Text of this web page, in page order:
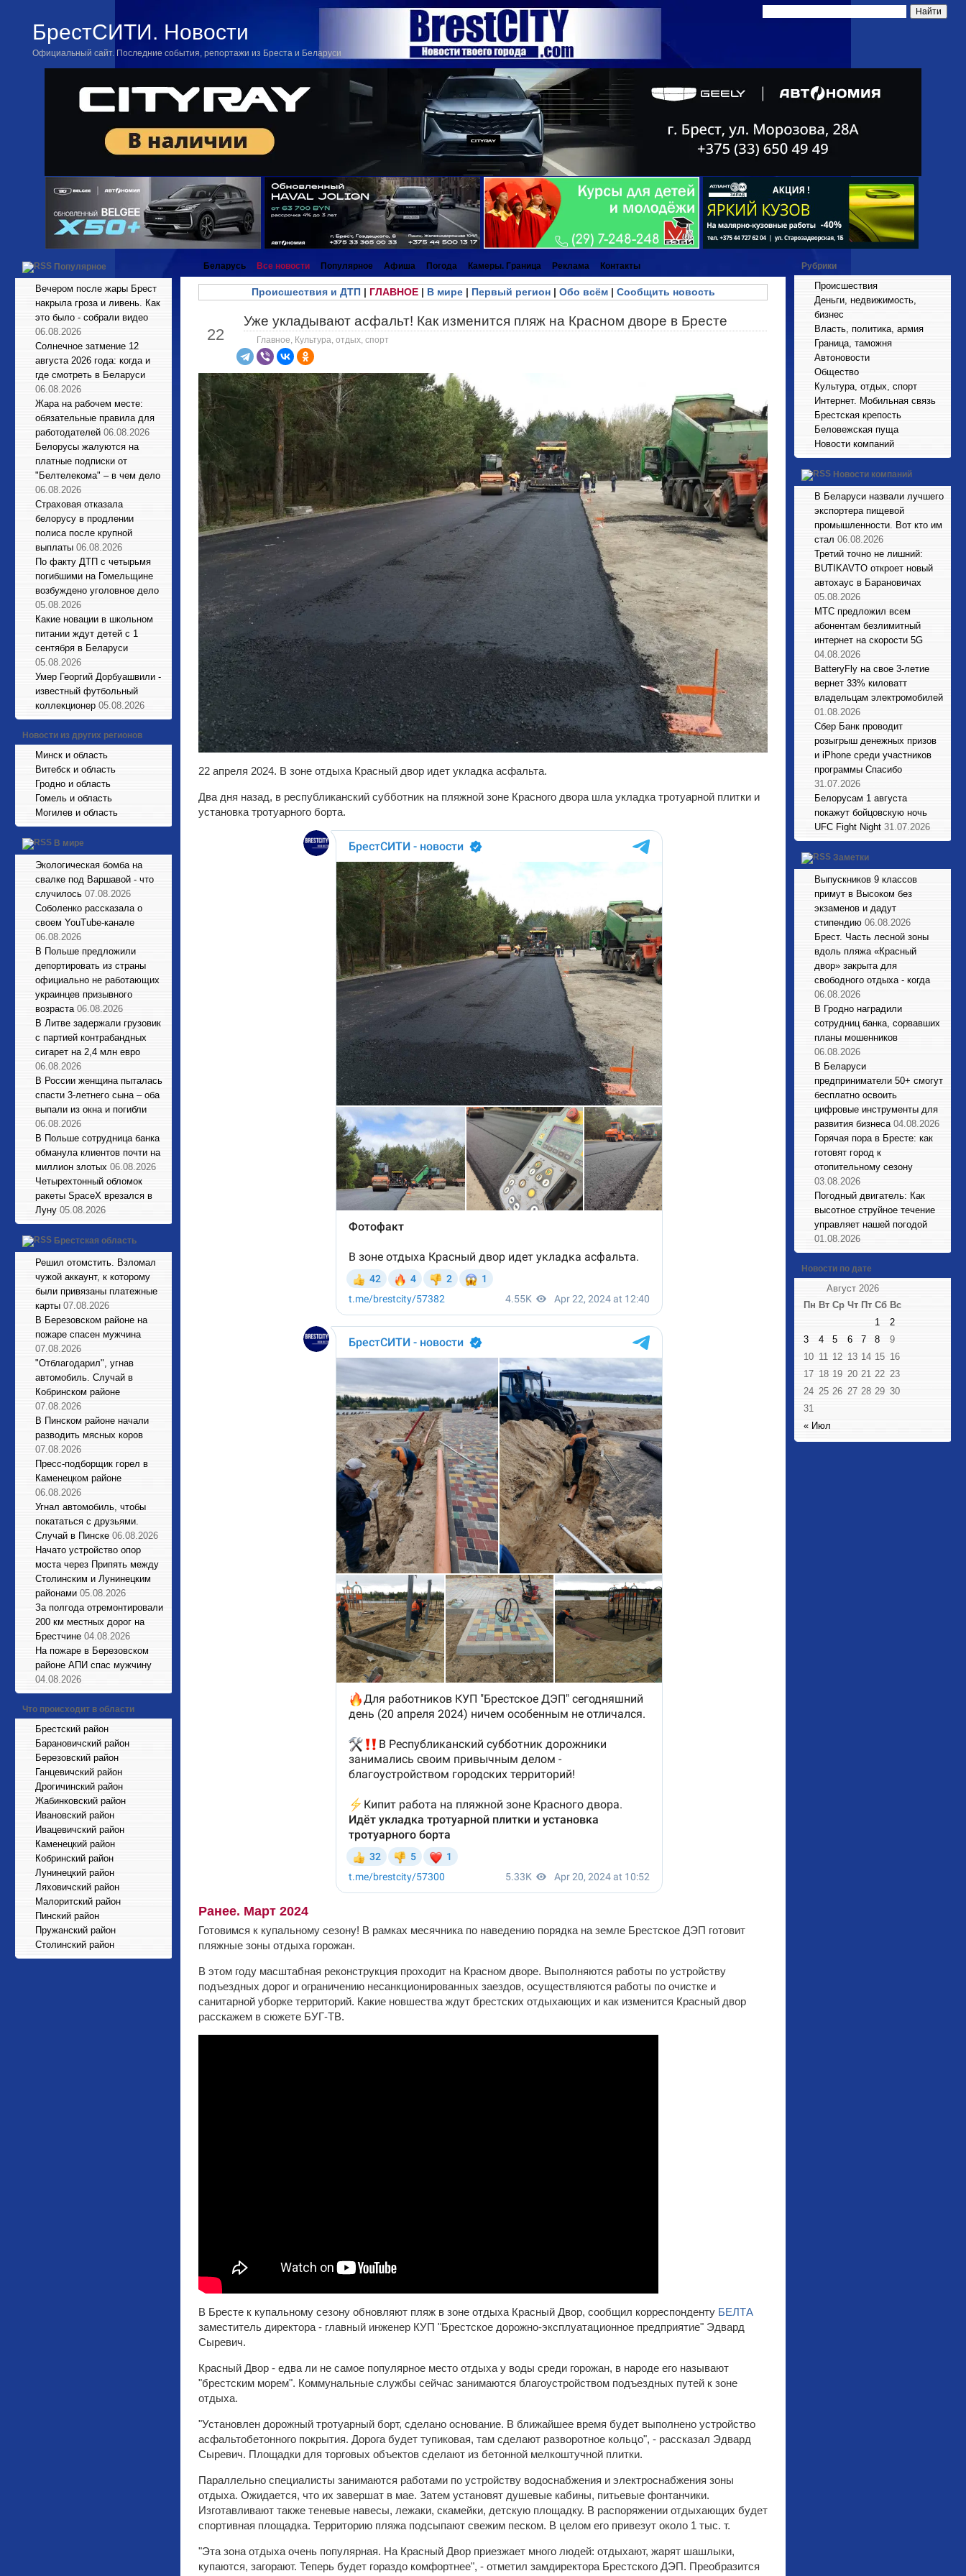
БрестСИТИ. Новости
Официальный сайт. Последние события, репортажи из Бреста и Беларуси
Популярное
Вечером после жары Брест
накрыла гроза и ливень. Как
это было - собрали видео
06.08.2026
Солнечное затмение 12
августа 2026 года: когда и
где смотреть в Беларуси
06.08.2026
Жара на рабочем месте:
обязательные правила для
работодателей 06.08.2026
Белорусы жалуются на
платные подписки от
"Белтелекома" – в чем дело
06.08.2026
Страховая отказала
белорусу в продлении
полиса после крупной
выплаты 06.08.2026
По факту ДТП с четырьмя
погибшими на Гомельщине
возбуждено уголовное дело
05.08.2026
Какие новации в школьном
питании ждут детей с 1
сентября в Беларуси
05.08.2026
Умер Георгий Дорбуашвили -
известный футбольный
коллекционер 05.08.2026
Новости из других регионов
Минск и область
Витебск и область
Гродно и область
Гомель и область
Могилев и область
В мире
Экологическая бомба на
свалке под Варшавой - что
случилось 07.08.2026
Соболенко рассказала о
своем YouTube-канале
06.08.2026
В Польше предложили
депортировать из страны
официально не работающих
украинцев призывного
возраста 06.08.2026
В Литве задержали грузовик
с партией контрабандных
сигарет на 2,4 млн евро
06.08.2026
В России женщина пыталась
спасти 3-летнего сына – оба
выпали из окна и погибли
06.08.2026
В Польше сотрудница банка
обманула клиентов почти на
миллион злотых 06.08.2026
Четырехтонный обломок
ракеты SpaceX врезался в
Луну 05.08.2026
Брестская область
Решил отомстить. Взломал
чужой аккаунт, к которому
были привязаны платежные
карты 07.08.2026
В Березовском районе на
пожаре спасен мужчина
07.08.2026
"Отблагодарил", угнав
автомобиль. Случай в
Кобринском районе
07.08.2026
В Пинском районе начали
разводить мясных коров
07.08.2026
Пресс-подборщик горел в
Каменецком районе
06.08.2026
Угнал автомобиль, чтобы
покататься с друзьями.
Случай в Пинске 06.08.2026
Начато устройство опор
моста через Припять между
Столинским и Лунинецким
районами 05.08.2026
За полгода отремонтировали
200 км местных дорог на
Брестчине 04.08.2026
На пожаре в Березовском
районе АПИ спас мужчину
04.08.2026
Что происходит в области
Брестский район
Барановичский район
Березовский район
Ганцевичский район
Дрогичинский район
Жабинковский район
Ивановский район
Ивацевичский район
Каменецкий район
Кобринский район
Лунинецкий район
Ляховичский район
Малоритский район
Пинский район
Пружанский район
Столинский район
Беларусь Все новости Популярное Афиша Погода Камеры. Граница Реклама Контакты
Происшествия и ДТП| ГЛАВНОЕ| В мире| Первый регион| Обо всём| Сообщить новость
22
Уже укладывают асфальт! Как изменится пляж на Красном дворе в Бресте
Главное Культура, отдых, спорт
22 апреля 2024. В зоне отдыха Красный двор идет укладка асфальта.
Два дня назад, в республиканский субботник на пляжной зоне Красного двора шла укладка тротуарной плитки и
установка тротуарного борта.
Ранее. Март 2024
Готовимся к купальному сезону! В рамках месячника по наведению порядка на земле Брестское ДЭП готовит
пляжные зоны отдыха горожан.
В этом году масштабная реконструкция проходит на Красном дворе. Выполняются работы по устройству
подъездных дорог и ограничению несанкционированных заездов, осуществляются работы по очистке и
санитарной уборке территорий. Какие новшества ждут брестских отдыхающих и как изменится Красный двор
расскажем в сюжете БУГ-ТВ.
В Бресте к купальному сезону обновляют пляж в зоне отдыха Красный Двор, сообщил корреспонденту БЕЛТА
заместитель директора - главный инженер КУП "Брестское дорожно-эксплуатационное предприятие" Эдвард
Сыревич.
Красный Двор - едва ли не самое популярное место отдыха у воды среди горожан, в народе его называют
"брестским морем". Коммунальные службы сейчас занимаются благоустройством подъездных путей к зоне
отдыха.
"Установлен дорожный тротуарный борт, сделано основание. В ближайшее время будет выполнено устройство
асфальтобетонного покрытия. Дорога будет тупиковая, там сделают разворотное кольцо", - рассказал Эдвард
Сыревич. Площадки для торговых объектов сделают из бетонной мелкоштучной плитки.
Параллельно специалисты занимаются работами по устройству водоснабжения и электроснабжения зоны
отдыха. Ожидается, что их завершат в мае. Затем установят душевые кабины, питьевые фонтанчики.
Изготавливают также теневые навесы, лежаки, скамейки, детскую площадку. В распоряжении отдыхающих будет
спортивная площадка. Территорию пляжа подсыпают свежим песком. В целом его привезут около 1 тыс. т.
"Эта зона отдыха очень популярная. На Красный Двор приезжает много людей: отдыхают, жарят шашлыки,
купаются, загорают. Теперь будет гораздо комфортнее", - отметил замдиректора Брестского ДЭП. Преобразится
Рубрики
Происшествия
Деньги, недвижимость,
бизнес
Власть, политика, армия
Граница, таможня
Автоновости
Общество
Культура, отдых, спорт
Интернет. Мобильная связь
Брестская крепость
Беловежская пуща
Новости компаний
Новости компаний
В Беларуси назвали лучшего
экспортера пищевой
промышленности. Вот кто им
стал 06.08.2026
Третий точно не лишний:
BUTIKAVTO откроет новый
автохаус в Барановичах
05.08.2026
МТС предложил всем
абонентам безлимитный
интернет на скорости 5G
04.08.2026
BatteryFly на свое 3-летие
вернет 33% киловатт
владельцам электромобилей
01.08.2026
Сбер Банк проводит
розыгрыш денежных призов
и iPhone среди участников
программы Спасибо
31.07.2026
Белорусам 1 августа
покажут бойцовскую ночь
UFC Fight Night 31.07.2026
Заметки
Выпускников 9 классов
примут в Высоком без
экзаменов и дадут
стипендию 06.08.2026
Брест. Часть лесной зоны
вдоль пляжа «Красный
двор» закрыта для
свободного отдыха - когда
06.08.2026
В Гродно наградили
сотрудниц банка, сорвавших
планы мошенников
06.08.2026
В Беларуси
предприниматели 50+ смогут
бесплатно освоить
цифровые инструменты для
развития бизнеса 04.08.2026
Горячая пора в Бресте: как
готовят город к
отопительному сезону
03.08.2026
Погодный двигатель: Как
высотное струйное течение
управляет нашей погодой
01.08.2026
Новости по дате
Август 2026
Пн Вт Ср Чт Пт Сб Вс
« Июл
1
2
3
4 5 6 7 8
9
10 11 12 13 14 15 16
17 18 19 20 21 22 23
24 25 26 27 28 29 30
31